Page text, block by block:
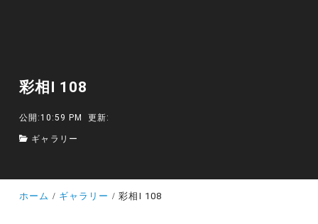
彩相Ⅰ 108
公開:10:59 PM 更新:
ギャラリー
ホーム ギャラリー 彩相Ⅰ 108